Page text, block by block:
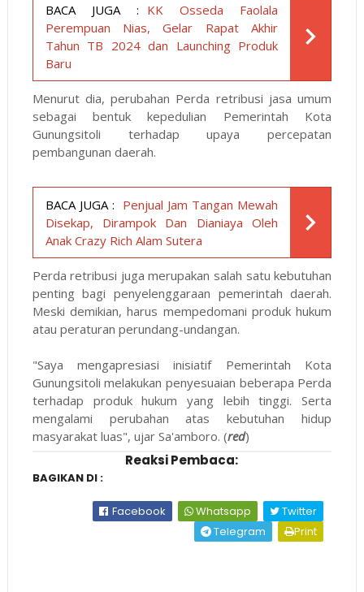
BACA JUGA : KK Osseda Faolala
Perempuan Nias, Gelar Rapat Akhir
Tahun TB 2024 dan Launching Produk
Baru
Menurut dia, perubahan Perda retribusi jasa umum
sebagai bentuk kepedulian Pemerintah Kota
Gunungsitoli terhadap upaya percepatan
pembangunan daerah.
BACA JUGA : Penjual Jam Tangan Mewah
Disekap, Dirampok Dan Dianiaya Oleh
Anak Crazy Rich Alam Sutera
Perda retribusi juga merupakan salah satu kebutuhan
penting bagi penyelenggaraan pemerintah daerah.
Meski demikian, harus mempedomani produk hukum
atau peraturan perundang-undangan.
"Saya mengapresiasi inisiatif Pemerintah Kota
Gunungsitoli melakukan penyesuaian beberapa Perda
terhadap produk hukum yang lebih tinggi. Serta
mengalami perubahan atas kebutuhan hidup
masyarakat luas", ujar Sa'amboro. (red)
Reaksi Pembaca:
BAGIKAN DI :
Facebook Whatsapp
Twitter
Telegram
Print